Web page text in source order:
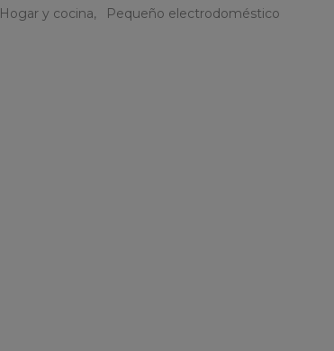
Hogar y cocina Pequeño electrodoméstico